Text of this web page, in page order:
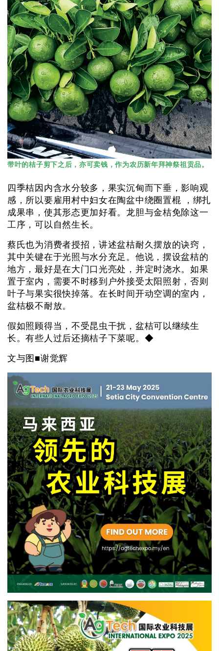
带叶的桔子剪下之后，亦可卖钱，作为农历新年拜神祭祖贡品。
四季桔因内含水分较多，果实沉甸而下垂，影响观
感，所以要雇用村中妇女在陶盆中绕圈置棍 ，绑扎
成果串，使其形态更加好看。龙胆与金桔免除这一
工序，可以自然生长。
蔡氏也为消费者授招，讲述盆桔耐久摆放的诀窍，
其中关键在于光照与水分充足。他说，摆设盆桔的
地方，最好是在大门口光亮处，并定时浇水。如果
置于室内，需要不时移到户外接受太阳照射，否则
叶子与果实很快掉落。在长时间开动空调的室内，
盆桔极不耐放。
假如照顾得当，不受昆虫干扰，盆桔可以继续生
长。有些人过后还摘桔子下菜呢。◆
文与图■谢觉辉